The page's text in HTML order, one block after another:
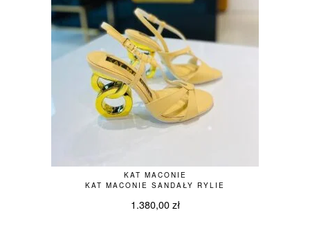
KAT MACONIE
KAT MACONIE SANDAŁY RYLIE
1.380,00 zł